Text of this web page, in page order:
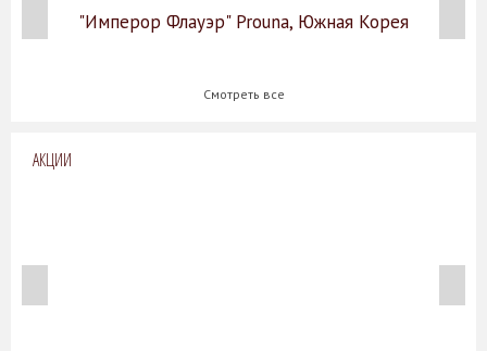
"Имперор Флауэр" Prouna, Южная Корея
Смотреть все
АКЦИИ